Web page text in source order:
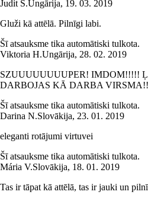
Judit S.Ungārija, 19. 03. 2019
Gluži kā attēlā. Pilnīgi labi.
Šī atsauksme tika automātiski tulkota.
Viktoria H.Ungārija, 28. 02. 2019
SZUUUUUUUUPER! IMDOM!!!!!
DARBOJAS KĀ DARBA
Šī atsauksme tika automātiski tulkota.
Darina N.Slovākija, 23. 01. 2019
eleganti rotājumi virtuvei
Šī atsauksme tika automātiski tulkota.
Mária V.Slovākija, 18. 01. 2019
Tas ir tāpat kā attēlā, tas ir jauki un